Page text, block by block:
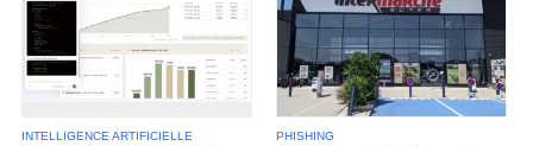
INTELLIGENCE ARTIFICIELLE PHISHING